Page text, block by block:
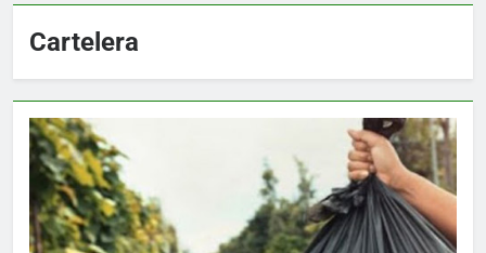
Cartelera